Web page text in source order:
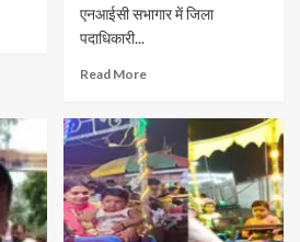
एनआईसी सभागार में जिला
पदाधिकारी...
Read More